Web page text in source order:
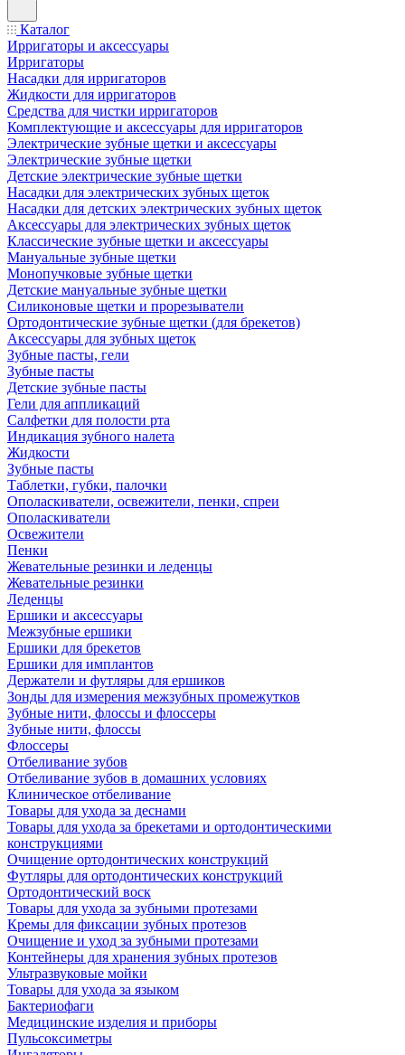
Каталог
Ирригаторы и аксессуары
Ирригаторы
Насадки для ирригаторов
Жидкости для ирригаторов
Средства для чистки ирригаторов
Комплектующие и аксессуары для ирригаторов
Электрические зубные щетки и аксессуары
Электрические зубные щетки
Детские электрические зубные щетки
Насадки для электрических зубных щеток
Насадки для детских электрических зубных щеток
Аксессуары для электрических зубных щеток
Классические зубные щетки и аксессуары
Мануальные зубные щетки
Монопучковые зубные щетки
Детские мануальные зубные щетки
Силиконовые щетки и прорезыватели
Ортодонтические зубные щетки (для брекетов)
Аксессуары для зубных щеток
Зубные пасты, гели
Зубные пасты
Детские зубные пасты
Гели для аппликаций
Салфетки для полости рта
Индикация зубного налета
Жидкости
Зубные пасты
Таблетки, губки, палочки
Ополаскиватели, освежители, пенки, спреи
Ополаскиватели
Освежители
Пенки
Жевательные резинки и леденцы
Жевательные резинки
Леденцы
Ершики и аксессуары
Межзубные ершики
Ершики для брекетов
Ершики для имплантов
Держатели и футляры для ершиков
Зонды для измерения межзубных промежутков
Зубные нити, флоссы и флоссеры
Зубные нити, флоссы
Флоссеры
Отбеливание зубов
Отбеливание зубов в домашних условиях
Клиническое отбеливание
Товары для ухода за деснами
Товары для ухода за брекетами и ортодонтическими
конструкциями
Очищение ортодонтических конструкций
Футляры для ортодонтических конструкций
Ортодонтический воск
Товары для ухода за зубными протезами
Кремы для фиксации зубных протезов
Очищение и уход за зубными протезами
Контейнеры для хранения зубных протезов
Ультразвуковые мойки
Товары для ухода за языком
Бактериофаги
Медицинские изделия и приборы
Пульсоксиметры